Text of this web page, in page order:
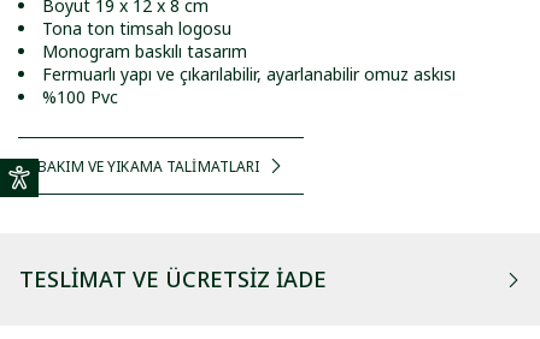
Boyut 19 x 12 x 8 cm
Tona ton timsah logosu
Monogram baskılı tasarım
Fermuarlı yapı ve çıkarılabilir, ayarlanabilir omuz askısı
%100 Pvc
BAKIM VE YIKAMA TALİMATLARI
TESLIMAT VE ÜCRETSIZ İADE